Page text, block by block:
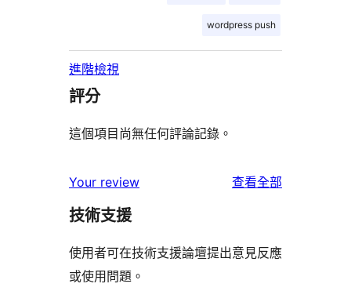
wordpress push
進階檢視
評分
這個項目尚無任何評論記錄。
Your review 查看全部
評
技術支援
使用者可在技術支援論壇提出意見反應
或使用問題。